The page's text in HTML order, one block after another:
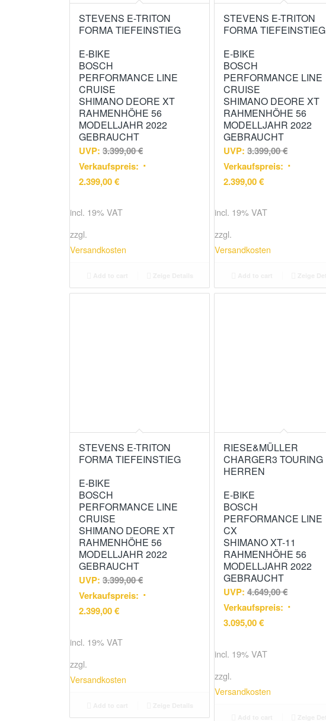
STEVENS E-TRITON
FORMA TIEFEINSTIEG
E-BIKE
BOSCH
PERFORMANCE LINE
CRUISE
SHIMANO DEORE XT
RAHMENHÖHE 56
MODELLJAHR 2022
GEBRAUCHT
UVP: 3.399,00€
Verkaufspreis:
2.399,00€
incl. 19% VAT
zzgl.
Versandkosten
STEVENS E-TRITON
FORMA TIEFEINSTIEG
E-BIKE
BOSCH
PERFORMANCE LINE
CRUISE
SHIMANO DEORE XT
RAHMENHÖHE 56
MODELLJAHR 2022
GEBRAUCHT
UVP: 3.399,00€
Verkaufspreis:
2.399,00€
incl. 19% VAT
zzgl.
Versandkosten
STEVENS E-TRITON
FORMA TIEFEINSTIEG
E-BIKE
BOSCH
PERFORMANCE LINE
CRUISE
SHIMANO DEORE XT
RAHMENHÖHE 56
MODELLJAHR 2022
GEBRAUCHT
UVP: 3.399,00€
Verkaufspreis:
2.399,00€
incl. 19% VAT
zzgl.
Versandkosten
RIESE&MÜLLER
CHARGER3 TOURING
HERREN
E-BIKE
BOSCH
PERFORMANCE LINE
CX
SHIMANO XT-11
RAHMENHÖHE 56
MODELLJAHR 2022
GEBRAUCHT
UVP: 4.649,00€
Verkaufspreis:
3.095,00€
incl. 19% VAT
zzgl.
Versandkosten